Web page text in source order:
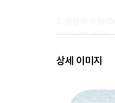
당찬 신인 배우
〈로마의 휴일〉
상세 이미지